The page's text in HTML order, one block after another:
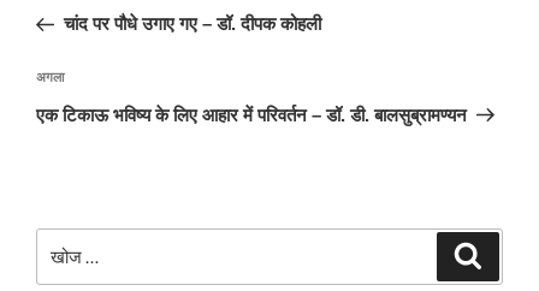
पोस्ट:चांद पर पौधे उगाए गए – डॉ. दीपक कोहली
अगली
पोस्ट
अगला
एक टिकाऊ भविष्य के लिए आहार में परिवर्तन – डॉ. डी. बालसुब्रामण्यन